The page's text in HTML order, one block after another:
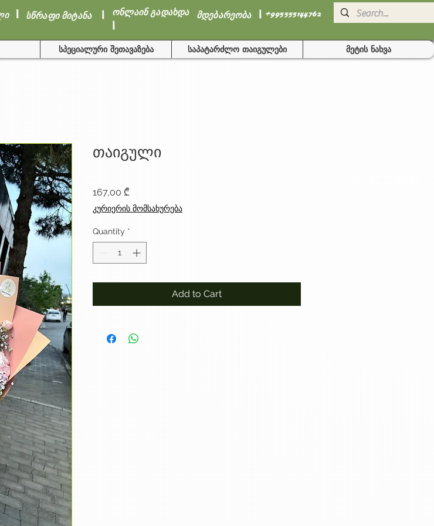
I სწრაფი მიტანა I ონლაინ გადახდა
I
მდებარეობა I +995555144762
სპეციალური შეთავაზება საპატარძლო თაიგულები მეტის ნახვა
თაიგული
167,00 ₾
კურიერის მომსახურება
Quantity *
Add to Cart